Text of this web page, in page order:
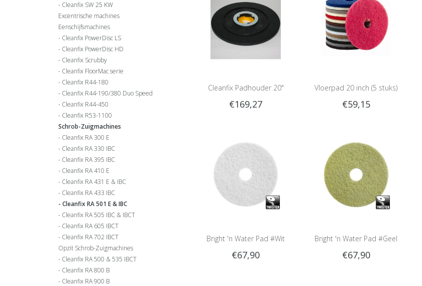
Cleanfix SW 25 KW
Excentrische machines
Eenschijfsmachines
Cleanfix PowerDisc LS
Cleanfix PowerDisc HD
Cleanfix Scrubby
Cleanfix FloorMac serie
Cleanfix R44-180
Cleanfix R44-190/380 Duo Speed
Cleanfix R44-450
Cleanfix R53-1100
Schrob-Zuigmachines
Cleanfix RA 300 E
Cleanfix RA 330 IBC
Cleanfix RA 395 IBC
Cleanfix RA 410 E
Cleanfix RA 431 E & IBC
Cleanfix RA 433 IBC
Cleanfix RA 501 E & IBC
Cleanfix RA 505 IBC & IBCT
Cleanfix RA 605 IBCT
Cleanfix RA 702 IBCT
Opzit Schrob-Zuigmachines
Cleanfix RA 500 & 535 IBCT
Cleanfix RA 800 B
Cleanfix RA 900 B
Cleanfix Padhouder 20"
€169,27
Vloerpad 20 inch (5 stuks)
€59,15
Bright 'n Water Pad #Wit
€67,90
Bright 'n Water Pad #Geel
€67,90